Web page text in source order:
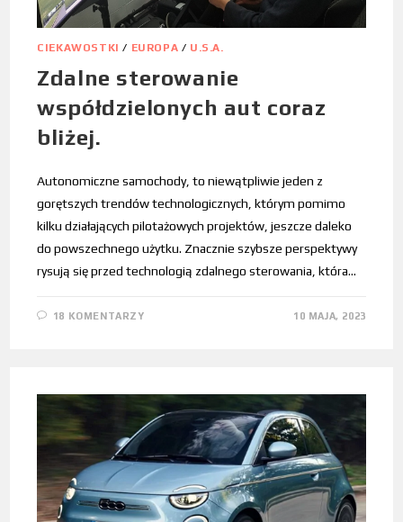
CIEKAWOSTKI / EUROPA / U.S.A.
Zdalne sterowanie
współdzielonych aut coraz
bliżej.
Autonomiczne samochody, to niewątpliwie jeden z
gorętszych trendów technologicznych, którym pomimo
kilku działających pilotażowych projektów, jeszcze daleko
do powszechnego użytku. Znacznie szybsze perspektywy
rysują się przed technologią zdalnego sterowania, która…
18 KOMENTARZY 10 MAJA, 2023